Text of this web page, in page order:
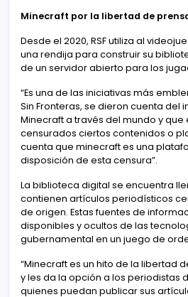
Minecraft por la libertad de
Desde el 2020, RSF utiliza al
una rendija para construir su
de un servidor abierto para los
“Es una de las iniciativas más
Sin Fronteras, se dieron cuenta del
Minecraft a través del mundo y
censurados ciertos contenidos o
cuenta que minecraft es una
disposición de esta censura”.
La biblioteca digital se encuentra
contienen artículos periodísticos
de origen. Estas fuentes de
disponibles y ocultos de las
gubernamental en un juego de
“Minecraft es un hito de la libertad
y les da la opción a los periodistas
quienes puedan publicar sus